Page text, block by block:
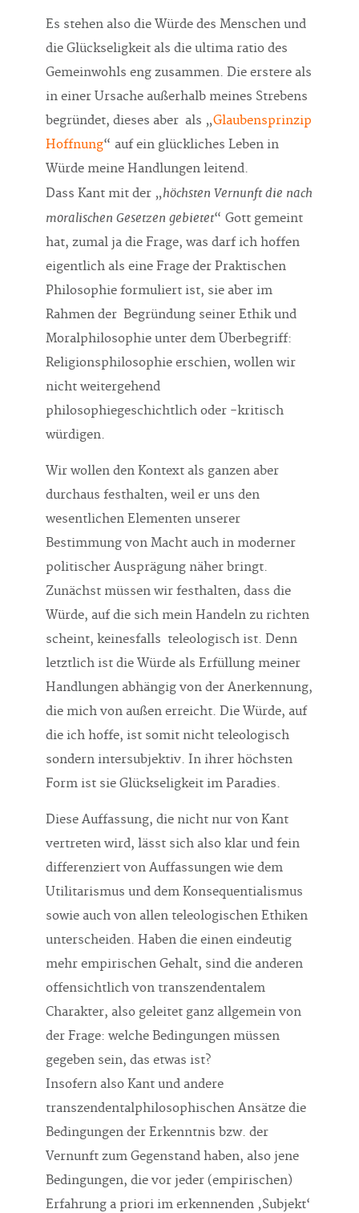
Es stehen also die Würde des Menschen und
die Glückseligkeit als die ultima ratio des
Gemeinwohls eng zusammen. Die erstere als
in einer Ursache außerhalb meines Strebens
begründet, dieses aber als „Glaubensprinzip
Hoffnung“ auf ein glückliches Leben in
Würde meine Handlungen leitend.
Dass Kant mit der „höchsten Vernunft die nach
moralischen Gesetzen gebietet“ Gott gemeint
hat, zumal ja die Frage, was darf ich hoffen
eigentlich als eine Frage der Praktischen
Philosophie formuliert ist, sie aber im
Rahmen der Begründung seiner Ethik und
Moralphilosophie unter dem Überbegriff:
Religionsphilosophie erschien, wollen wir
nicht weitergehend
philosophiegeschichtlich oder -kritisch
würdigen.
Wir wollen den Kontext als ganzen aber
durchaus festhalten, weil er uns den
wesentlichen Elementen unserer
Bestimmung von Macht auch in moderner
politischer Ausprägung näher bringt.
Zunächst müssen wir festhalten, dass die
Würde, auf die sich mein Handeln zu richten
scheint, keinesfalls teleologisch ist. Denn
letztlich ist die Würde als Erfüllung meiner
Handlungen abhängig von der Anerkennung,
die mich von außen erreicht. Die Würde, auf
die ich hoffe, ist somit nicht teleologisch
sondern intersubjektiv. In ihrer höchsten
Form ist sie Glückseligkeit im Paradies.
Diese Auffassung, die nicht nur von Kant
vertreten wird, lässt sich also klar und fein
differenziert von Auffassungen wie dem
Utilitarismus und dem Konsequentialismus
sowie auch von allen teleologischen Ethiken
unterscheiden. Haben die einen eindeutig
mehr empirischen Gehalt, sind die anderen
offensichtlich von transzendentalem
Charakter, also geleitet ganz allgemein von
der Frage: welche Bedingungen müssen
gegeben sein, das etwas ist?
Insofern also Kant und andere
transzendentalphilosophischen Ansätze die
Bedingungen der Erkenntnis bzw. der
Vernunft zum Gegenstand haben, also jene
Bedingungen, die vor jeder (empirischen)
Erfahrung a priori im erkennenden ‚Subjekt‘